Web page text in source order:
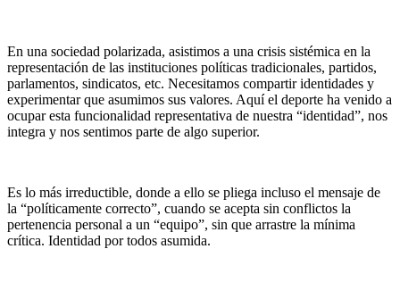
En una sociedad polarizada, asistimos a una crisis sistémica en la
representación de las instituciones políticas tradicionales, partidos,
parlamentos, sindicatos, etc. Necesitamos compartir identidades y
experimentar que asumimos sus valores. Aquí el deporte ha venido a
ocupar esta funcionalidad representativa de nuestra “identidad”, nos
integra y nos sentimos parte de algo superior.
Es lo más irreductible, donde a ello se pliega incluso el mensaje de
la “políticamente correcto”, cuando se acepta sin conflictos la
pertenencia personal a un “equipo”, sin que arrastre la mínima
crítica. Identidad por todos asumida.